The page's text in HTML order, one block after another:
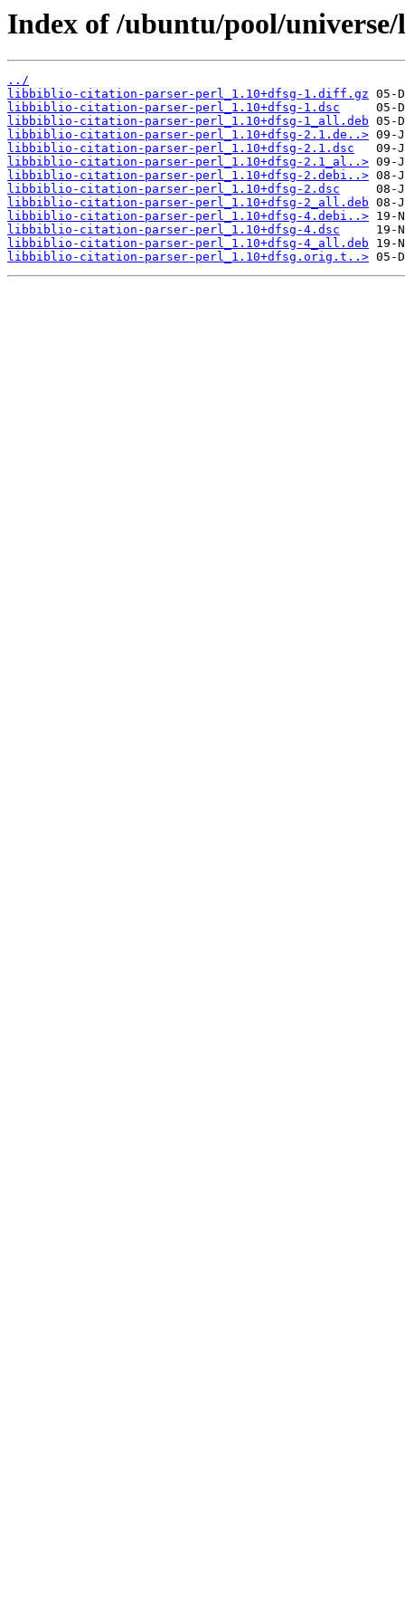
Index of /ubuntu/pool/
../
libbiblio-citation-parser-perl_1.10+dfsg-1.diff.gz
libbiblio-citation-parser-perl_1.10+dfsg-1.dsc
libbiblio-citation-parser-perl_1.10+dfsg-1_all.deb
libbiblio-citation-parser-perl_1.10+dfsg-2.1.de..>
libbiblio-citation-parser-perl_1.10+dfsg-2.1.dsc
libbiblio-citation-parser-perl_1.10+dfsg-2.1_al..>
libbiblio-citation-parser-perl_1.10+dfsg-2.debi..>
libbiblio-citation-parser-perl_1.10+dfsg-2.dsc
libbiblio-citation-parser-perl_1.10+dfsg-2_all.deb
libbiblio-citation-parser-perl_1.10+dfsg-4.debi..>
libbiblio-citation-parser-perl_1.10+dfsg-4.dsc
libbiblio-citation-parser-perl_1.10+dfsg-4_all.deb
libbiblio-citation-parser-perl_1.10+dfsg.orig.t..>